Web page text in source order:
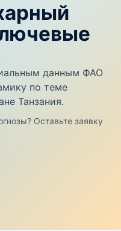
данным ФАО
по теме
Танзания.
Оставьте заявку